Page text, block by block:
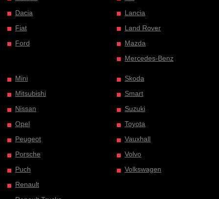
Dacia
Fiat
Ford
Lancia
Land Rover
Mazda
Mercedes-Benz
Mini
Mitsubishi
Nissan
Opel
Peugeot
Porsche
Puch
Renault
Skoda
Smart
Suzuki
Toyota
Vauxhall
Volvo
Volkswagen